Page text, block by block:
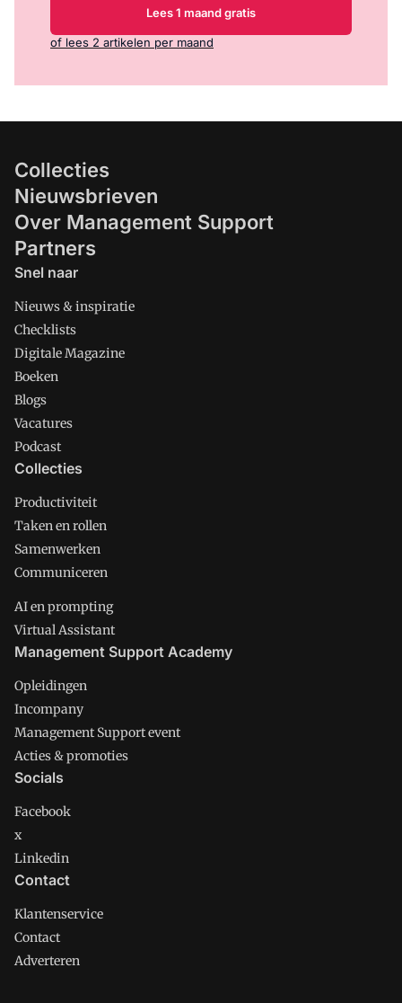
Lees 1 maand gratis
of lees 2 artikelen per maand
Collecties
Nieuwsbrieven
Over Management Support
Partners
Snel naar
Nieuws & inspiratie
Checklists
Digitale Magazine
Boeken
Blogs
Vacatures
Podcast
Collecties
Productiviteit
Taken en rollen
Samenwerken
Communiceren
AI en prompting
Virtual Assistant
Management Support Academy
Opleidingen
Incompany
Management Support event
Acties & promoties
Socials
Facebook
x
Linkedin
Contact
Klantenservice
Contact
Adverteren